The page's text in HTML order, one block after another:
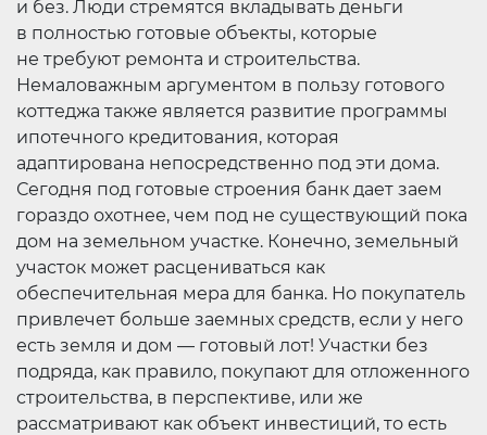
и без. Люди стремятся вкладывать деньги
в полностью готовые объекты, которые
не требуют ремонта и строительства.
Немаловажным аргументом в пользу готового
коттеджа также является развитие программы
ипотечного кредитования, которая
адаптирована непосредственно под эти дома.
Сегодня под готовые строения банк дает заем
гораздо охотнее, чем под не существующий пока
дом на земельном участке. Конечно, земельный
участок может расцениваться как
обеспечительная мера для банка. Но покупатель
привлечет больше заемных средств, если у него
есть земля и дом — готовый лот! Участки без
подряда, как правило, покупают для отложенного
строительства, в перспективе, или же
рассматривают как объект инвестиций, то есть